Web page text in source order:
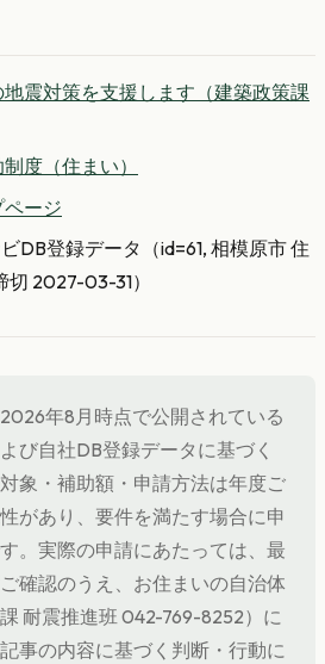
震対策を支援します（建築政策課
度（住まい）
ージ
DB登録データ（id=61, 相模原市 住
2027-03-31）
2026年8月時点で公開されている
び自社DB登録データに基づく
象・補助額・申請方法は年度ご
があり、要件を満たす場合に申
。実際の申請にあたっては、最
確認のうえ、お住まいの自治体
耐震推進班 042-769-8252）に
事の内容に基づく判断・行動に